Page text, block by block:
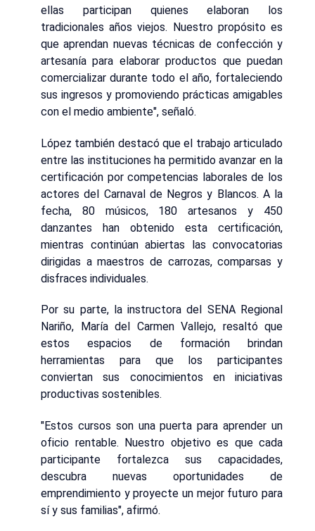
ellas participan quienes elaboran los
tradicionales años viejos. Nuestro propósito es
que aprendan nuevas técnicas de confección y
artesanía para elaborar productos que puedan
comercializar durante todo el año, fortaleciendo
sus ingresos y promoviendo prácticas amigables
con el medio ambiente", señaló.
López también destacó que el trabajo articulado
entre las instituciones ha permitido avanzar en la
certificación por competencias laborales de los
actores del Carnaval de Negros y Blancos. A la
fecha, 80 músicos, 180 artesanos y 450
danzantes han obtenido esta certificación,
mientras continúan abiertas las convocatorias
dirigidas a maestros de carrozas, comparsas y
disfraces individuales.
Por su parte, la instructora del SENA Regional
Nariño, María del Carmen Vallejo, resaltó que
estos espacios de formación brindan
herramientas para que los participantes
conviertan sus conocimientos en iniciativas
productivas sostenibles.
"Estos cursos son una puerta para aprender un
oficio rentable. Nuestro objetivo es que cada
participante fortalezca sus capacidades,
descubra nuevas oportunidades de
emprendimiento y proyecte un mejor futuro para
sí y sus familias", afirmó.